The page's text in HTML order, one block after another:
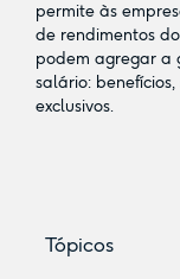
permite às
de rendimentos
podem agregar a
salário:
exclusivos.
Tópicos